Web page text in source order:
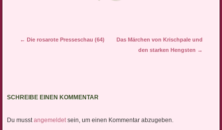
Artikel-Navigation
← Die rosarote Presseschau (64)
Das Märchen von Krischpale und
den starken Hengsten →
SCHREIBE EINEN KOMMENTAR
Du musstangemeldetsein, um einen Kommentar abzugeben.